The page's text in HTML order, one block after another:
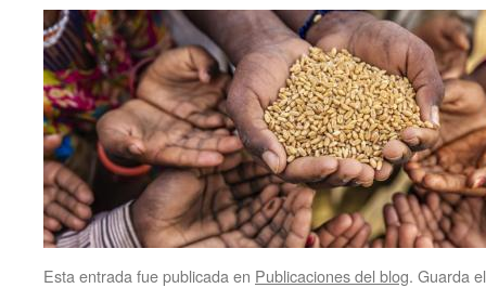
Esta entrada fue publicada en Publicaciones del blog. Guarda